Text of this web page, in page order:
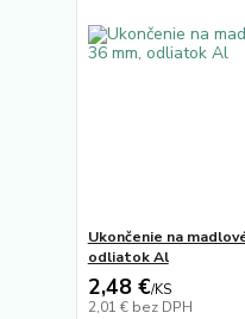
Ukončenie na
odliatok Al
2,48 €/KS
2,01 € bez DPH